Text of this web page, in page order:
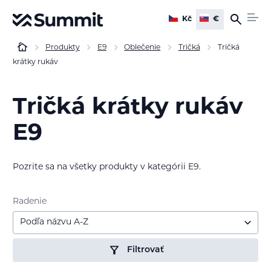
Kč €
Produkty E9 Oblečenie Tričká
Tričká
krátky rukáv
Tričká krátky rukáv
E9
Pozrite sa na všetky produkty v kategórii E9.
Radenie
Podľa názvu A-Z
Filtrovať